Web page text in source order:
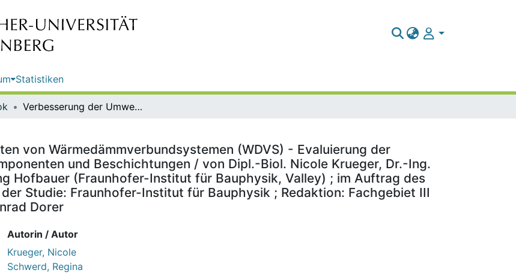
Statistiken
Verbesserung der Umwelteigenschaften von Wärmedämmverbundsystemen (WDVS) - Evaluierung der Einsatzmöglichkeiten biozidfreier Komponenten und Beschichtungen / von Dipl.-Biol. Nicole Krueger, Dr.-Ing. Regina Schwerd, Dr. rer. nat. Wolfgang Hofbauer (Fraunhofer-Institut für Bauphysik, Valley) ; im Auftrag des Umweltbundesamtes ; Durchführung der Studie: Fraunhofer-Institut für Bauphysik ; Redaktion: Fachgebiet III 1.4 Stoffbezogene Produktfragen Conrad Dorer
von Wärmedämmverbundsystemen (WDVS) - Evaluierung der
und Beschichtungen / von Dipl.-Biol. Nicole Krueger, Dr.-Ing.
Hofbauer (Fraunhofer-Institut für Bauphysik, Valley) ; im Auftrag des
Studie: Fraunhofer-Institut für Bauphysik ; Redaktion: Fachgebiet III
Dorer
Autorin / Autor
Krueger, Nicole
Schwerd, Regina